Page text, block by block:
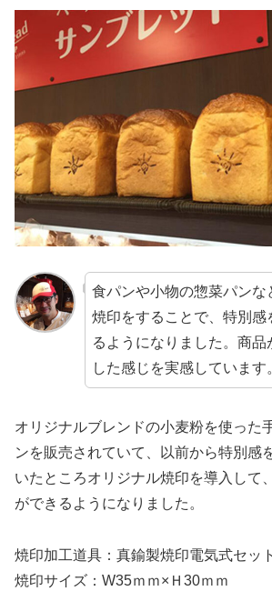
食パンや小物の惣菜パンな
焼印をすることで、特別感
るようになりました。商
した感じを実感しています
オリジナルブレンドの小麦粉を使った
ンを販売されていて、以前から特別感
いたところオリジナル焼印を導入して
ができるようになりました。
焼印加工道具：真鍮製焼印電気式セット
焼印サイズ：W35ｍｍ×Ｈ30ｍｍ